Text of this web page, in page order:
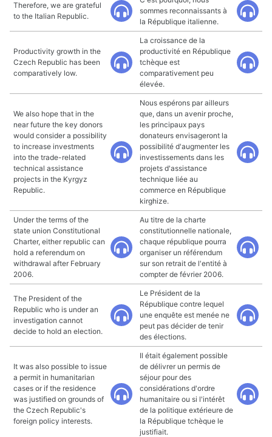
Therefore, we are grateful
to the Italian Republic.
sommes reconnaissants à
la République italienne.
Productivity growth in the
Czech Republic has been
comparatively low.
La croissance de la
productivité en République
tchèque est
comparativement peu
élevée.
We also hope that in the
near future the key donors
would consider a possibility
to increase investments
into the trade-related
technical assistance
projects in the Kyrgyz
Republic.
Nous espérons par ailleurs
que, dans un avenir proche,
les principaux pays
donateurs envisageront la
possibilité d'augmenter les
investissements dans les
projets d'assistance
technique liée au
commerce en République
kirghize.
Under the terms of the
state union Constitutional
Charter, either republic can
hold a referendum on
withdrawal after February
2006.
Au titre de la charte
constitutionnelle nationale,
chaque république pourra
organiser un référendum
sur son retrait de l'entité à
compter de février 2006.
The President of the
Republic who is under an
investigation cannot
decide to hold an election.
Le Président de la
République contre lequel
une enquête est menée ne
peut pas décider de tenir
des élections.
It was also possible to issue
a permit in humanitarian
cases or if the residence
was justified on grounds of
the Czech Republic's
foreign policy interests.
Il était également possible
de délivrer un permis de
séjour pour des
considérations d'ordre
humanitaire ou si l'intérêt
de la politique extérieure de
la République tchèque le
justifiait.